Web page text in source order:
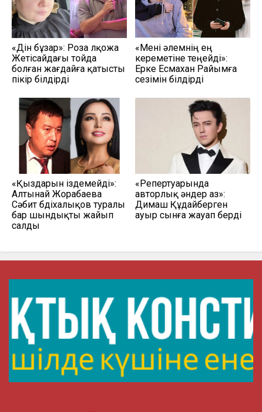
«Дін бұзар»: Роза Әлқожа
Жетісайдағы тойда
болған жағдайға қатысты
пікір білдірді
«Мені әлемнің ең
кереметіне теңейді»:
Ерке Есмахан Райымға
сезімін білдірді
«Қыздарын іздемейді»:
Алтынай Жорабаева
Сәбит Әбдіхалықов туралы
бар шындықты жайып
салды
«Репертуарында
авторлық әндер аз»:
Димаш Құдайберген
ауыр сынға жауап берді